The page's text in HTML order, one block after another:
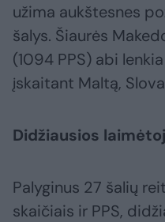
užima aukštesnes
šalys. Šiaurės
(1094 PPS) abi
įskaitant Maltą,
Didžiausios
Palyginus 27 šalių
skaičiais ir PPS,